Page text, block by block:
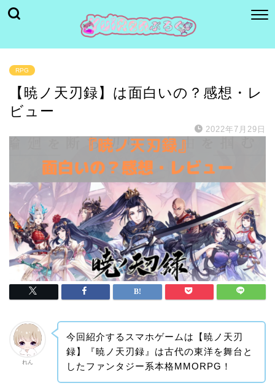
RPG
【暁ノ天刃録】は面白いの？感想・レ
ビュー
2022年7月29日
れん
今回紹介するスマホゲームは【暁ノ天刃
録】『暁ノ天刃録』は古代の東洋を舞台と
したファンタジー系本格MMORPG！